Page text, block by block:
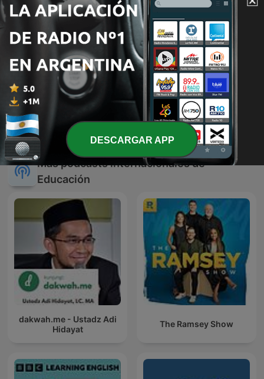
Black Mango Podcast FM
Más podcasts internacionales de
Educación
dakwah.me - Ustadz Adi
Hidayat
The Ramsey Show
DESCARGAR APP